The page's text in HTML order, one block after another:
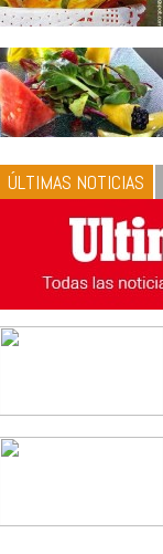
ÚLTIMAS NOTICIAS